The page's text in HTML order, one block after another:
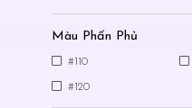
Màu Phấn Phủ
#110
#120